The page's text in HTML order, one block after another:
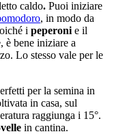
caldo. Puoi iniziare
, in modo da
i peperoni e il
è bene iniziare a
Lo stesso vale per le
per la semina in
in casa, sul
raggiunga i 15°.
in cantina.